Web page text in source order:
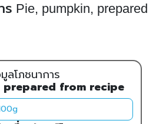
Pie, pumpkin, prepared
ลโภชนาการ
prepared from recipe